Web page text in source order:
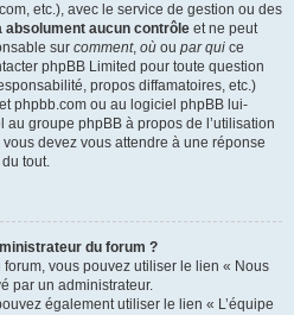
etc.), avec le service de gestion ou des
absolument aucun contrôle et ne peut
sur comment, où ou par qui ce
phpBB Limited pour toute question
propos diffamatoires, etc.)
phpbb.com ou au logiciel phpBB lui-
groupe phpBB à propos de l’utilisation
devez vous attendre à une réponse
tout.
du forum ?
forum, vous pouvez utiliser le lien « Nous
par un administrateur.
également utiliser le lien « L’équipe